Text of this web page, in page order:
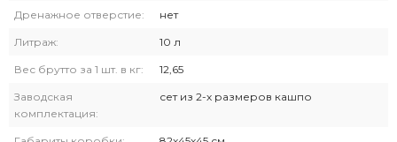
Дренажное отверстие: нет
Литраж: 10 л
Вес брутто за 1 шт. в кг: 12,65
Заводская
комплектация:
сет из 2-х размеров кашпо